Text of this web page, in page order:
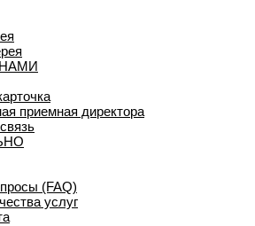
приемная директора
(FAQ)
услуг